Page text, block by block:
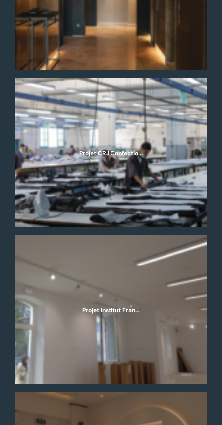
Projet CRJ Confectio...
Projet Institut Fran...